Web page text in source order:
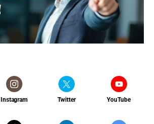
Instagram Twitter YouTube